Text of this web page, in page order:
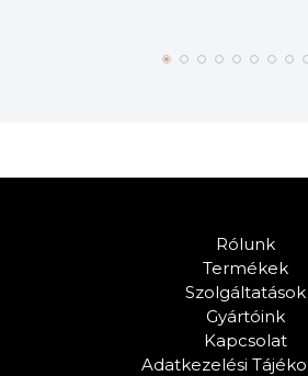
Rólunk
Termékek
Szolgáltatások
Gyártóink
Kapcsolat
Adatkezelési